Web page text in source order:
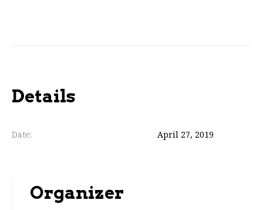
Details
Date: April 27, 2019
Organizer